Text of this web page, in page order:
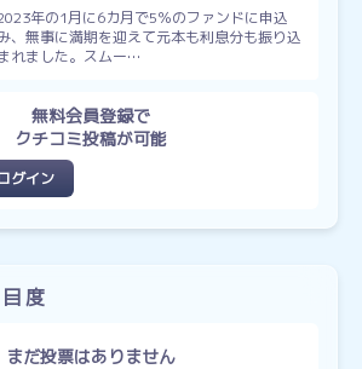
年の1月に6カ月で5％のファンドに申込
、無事に満期を迎えて元本も利息分も振り込
れました。スムー…
無料会員登録で
クチコミ投稿が可能
グイン
度
まだ投票はありません